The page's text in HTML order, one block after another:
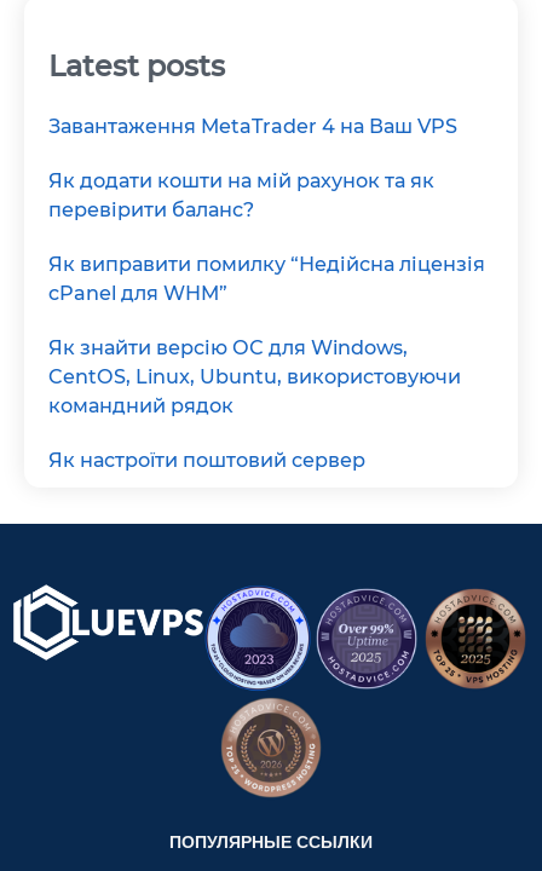
Latest posts
Завантаження MetaTrader 4 на Ваш VPS
Як додати кошти на мій рахунок та як
перевірити баланс?
Як виправити помилку “Недійсна ліцензія
cPanel для WHM”
Як знайти версію ОС для Windows,
CentOS, Linux, Ubuntu, використовуючи
командний рядок
Як настроїти поштовий сервер
ПОПУЛЯРНЫЕ ССЫЛКИ